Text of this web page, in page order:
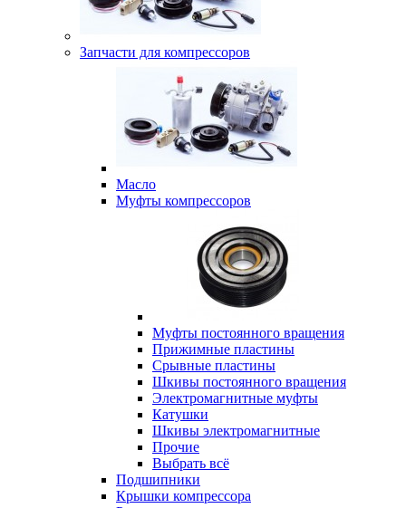
Запчасти для компрессоров
Масло
Муфты компрессоров
Муфты постоянного вращения
Прижимные пластины
Срывные пластины
Шкивы постоянного вращения
Электромагнитные муфты
Катушки
Шкивы электромагнитные
Прочие
Выбрать всё
Подшипники
Крышки компрессора